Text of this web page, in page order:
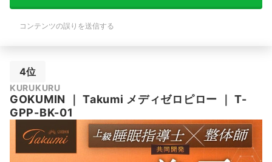
コンテンツの誤りを送信する
4位
KURUKURU
GOKUMIN ｜Takumi メディゼロピロー ｜T-
GPP-BK-01